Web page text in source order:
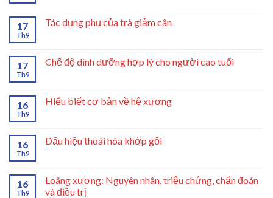
17
Th9
Tác dụng phụ của trà giảm cân
17
Th9
Chế độ dinh dưỡng hợp lý cho người cao tuổi
16
Th9
Hiểu biết cơ bản về hệ xương
16
Th9
Dấu hiệu thoái hóa khớp gối
16
Th9
Loãng xương: Nguyên nhân, triệu chứng, chẩn đoán
và điều trị